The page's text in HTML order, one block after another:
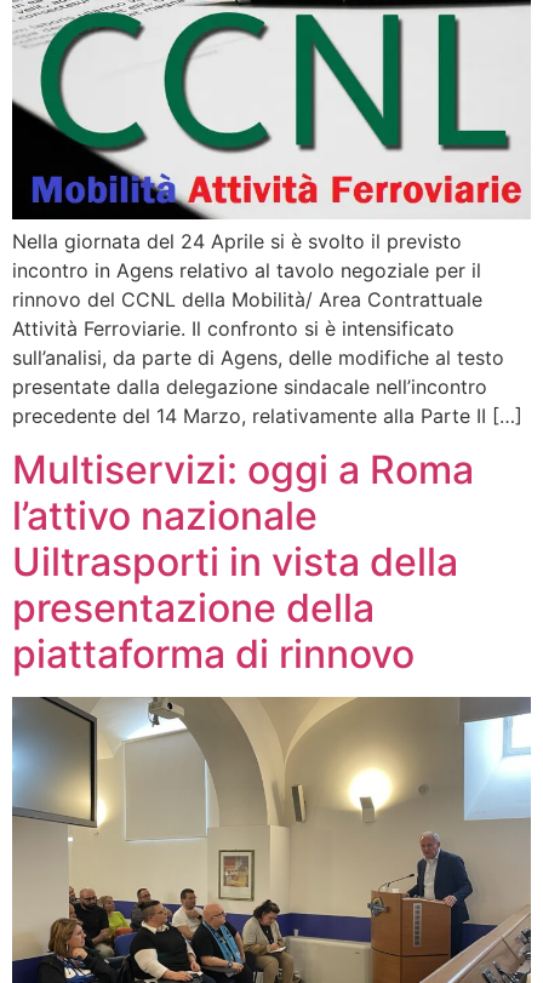
Nella giornata del 24 Aprile si è svolto il previsto
incontro in Agens relativo al tavolo negoziale per il
rinnovo del CCNL della Mobilità/ Area Contrattuale
Attività Ferroviarie. Il confronto si è intensificato
sull’analisi, da parte di Agens, delle modifiche al testo
presentate dalla delegazione sindacale nell’incontro
precedente del 14 Marzo, relativamente alla Parte II […]
Multiservizi: oggi a Roma
l’attivo nazionale
Uiltrasporti in vista della
presentazione della
piattaforma di rinnovo